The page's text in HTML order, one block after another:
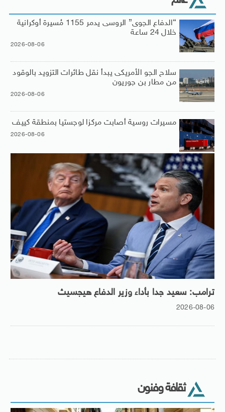
“الدفاع الجوى” الروسى يدمر 1155 مُسيرة أوكرانية
خلال 24 ساعة
2026-08-06
سلاح الجو الأمريكى يبدأ نقل طائرات التزويد بالوقود
من مطار بن جوريون
2026-08-06
مسيرات روسية أصابت مركزا لوجستيا بمنطقة كييف
2026-08-06
ترامب: سعيد جدا بأداء وزير الدفاع هيجسيث
2026-08-06
ثقافة وفنون